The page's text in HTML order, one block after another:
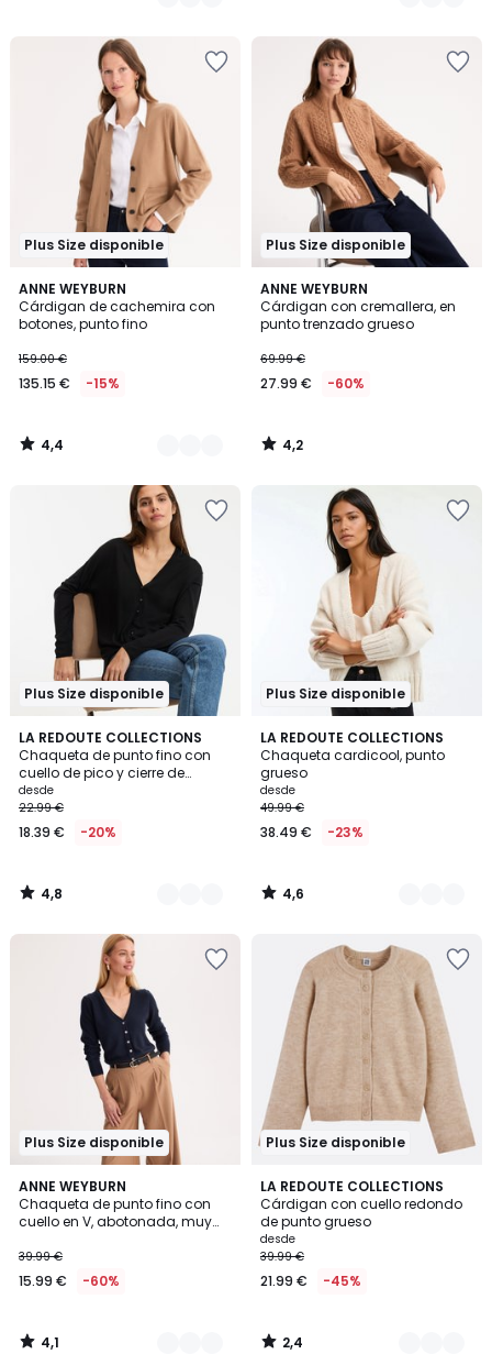
Plus Size disponible
ANNE WEYBURN
Cárdigan de cachemira con
botones, punto fino
159.00 €
135.15 € -15%
4,4
/ 5
2
Colores
4,4
/
Plus Size disponible
ANNE WEYBURN
Cárdigan con cremallera, en
punto trenzado grueso
69.99 €
27.99 € -60%
4,2
/ 5
4,2
/
Plus Size disponible
LA REDOUTE COLLECTIONS
Chaqueta de punto fino con
cuello de pico y cierre de
botones
desde
22.99 €
18.39 € -20%
4,8
/ 5
2
Colores
4,8
/
Plus Size disponible
LA REDOUTE COLLECTIONS
Chaqueta cardicool, punto
grueso
desde
49.99 €
38.49 € -23%
4,6
/ 5
2
Colores
4,6
/
Plus Size disponible
ANNE WEYBURN
Chaqueta de punto fino con
cuello en V, abotonada, muy
39.99 €
15.99 € -60%
4,1
/ 5
2
Colores
4,1
/
Plus Size disponible
LA REDOUTE COLLECTIONS
Cárdigan con cuello redondo
de punto grueso
desde
39.99 €
21.99 € -45%
2,4
/ 5
2
Colores
2,4
/